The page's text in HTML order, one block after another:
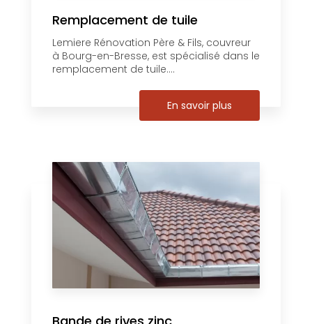
Remplacement de tuile
Lemiere Rénovation Père & Fils, couvreur
à Bourg-en-Bresse, est spécialisé dans le
remplacement de tuile....
En savoir plus